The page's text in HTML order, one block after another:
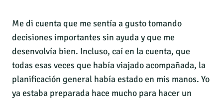
Me di cuenta que me sentía a gusto tomando
decisiones importantes sin ayuda y que me
desenvolvía bien. Incluso, caí en la cuenta, que
todas esas veces que había viajado acompañada, la
planificación general había estado en mis manos. Yo
ya estaba preparada hace mucho para hacer un